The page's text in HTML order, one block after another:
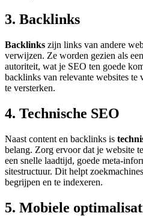
3. Backlinks
Backlinks zijn links van andere
verwijzen. Ze worden gezien als
autoriteit, wat je SEO ten goede
backlinks van relevante websites
te versterken.
4. Technische SEO
Naast content en backlinks is
belang. Zorg ervoor dat je website
een snelle laadtijd, goede meta-
sitestructuur. Dit helpt
begrijpen en te indexeren.
5. Mobiele